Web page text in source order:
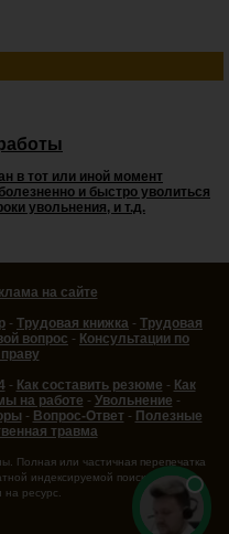
в тот или иной момент
и быстро уволиться
увольнения, и т.д.
на сайте
- Трудовая книжка - Трудовая
вопрос - Консультации по
- Как составить резюме - Как
на работе - Увольнение -
- Вопрос-Ответ- Полезные
травма
Полная или частичная перепечатка
индексируемой поисковыми
ресурс.